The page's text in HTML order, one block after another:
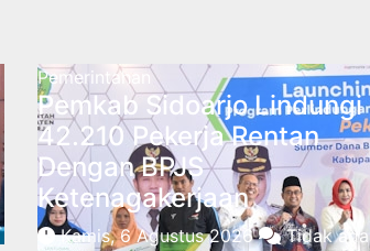
Pemerintahan
Pemkab Sidoarjo Lindungi
42.210 Pekerja Rentan
Dengan BPJS
Ketenagakerjaan
Kamis, 6 Agustus 2026
Tidak ada